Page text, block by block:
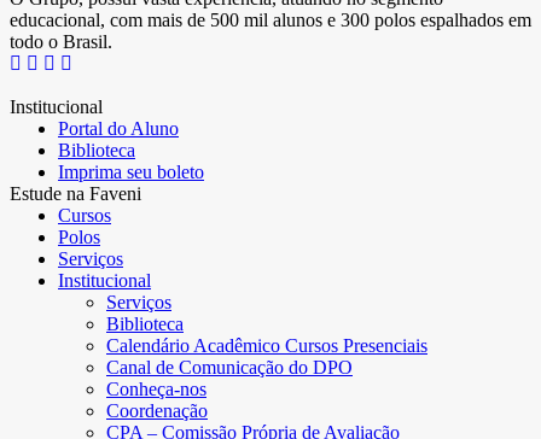
educacional, com mais de 500 mil alunos e 300 polos espalhados em
todo o Brasil.
Institucional
Portal do Aluno
Biblioteca
Imprima seu boleto
Estude na Faveni
Cursos
Polos
Serviços
Institucional
Serviços
Biblioteca
Calendário Acadêmico Cursos Presenciais
Canal de Comunicação do DPO
Conheça-nos
Coordenação
CPA – Comissão Própria de Avaliação